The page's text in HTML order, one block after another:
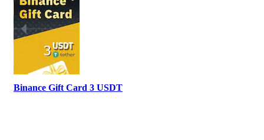
Binance Gift Card 3 USDT